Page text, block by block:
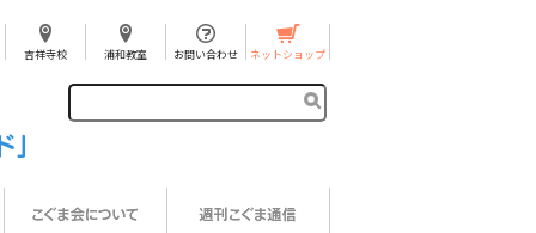
吉祥寺校 浦和教室 お問い合わせ ネットショップ